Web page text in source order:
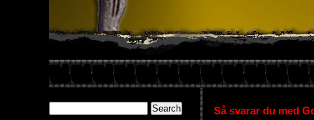
Så svarar du med